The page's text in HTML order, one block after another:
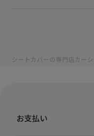
シートカバーの専門店カー
お支払い